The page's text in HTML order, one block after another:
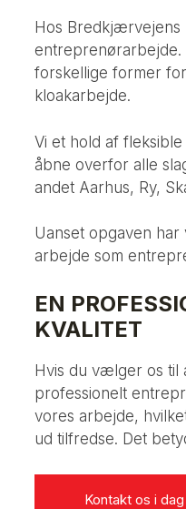
Hos Bredkjærvejens
entreprenørarbejde.
forskellige former
kloakarbejde.​
Vi et hold af
åbne overfor alle
andet Aarhus, Ry,
Uanset opgaven har
arbejde som
EN
KVALITET
Hvis du vælger os
professionelt
vores arbejde,
ud tilfredse. Det
Kontakt os i dag